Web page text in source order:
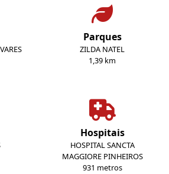
Parques
ZILDA NATEL
1,39 km
Hospitais
HOSPITAL SANCTA
MAGGIORE PINHEIROS
931 metros